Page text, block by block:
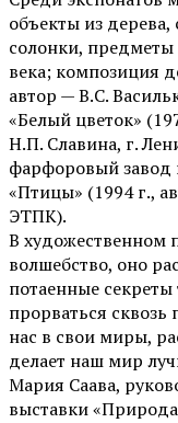
объекты из
солонки,
века; композиция
автор — В.С.
«Белый цветок»
Н.П. Славина, г.
фарфоровый завод
«Птицы» (1994 г.,
ЭТПК).
В художественном
волшебство, оно
потаенные
прорваться
нас в свои миры,
делает наш мир
Мария Саава,
выставки